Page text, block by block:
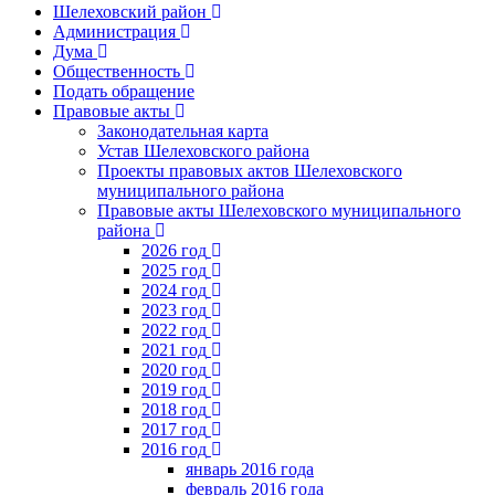
Шелеховский район
Администрация
Дума
Общественность
Подать обращение
Правовые акты
Законодательная карта
Устав Шелеховского района
Проекты правовых актов Шелеховского
муниципального района
Правовые акты Шелеховского муниципального
района
2026 год
2025 год
2024 год
2023 год
2022 год
2021 год
2020 год
2019 год
2018 год
2017 год
2016 год
январь 2016 года
февраль 2016 года